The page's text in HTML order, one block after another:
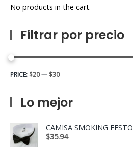
No products in the cart.
Filtrar por precio
PRICE: $20— $30
Lo mejor
CAMISA SMOKING
$35.94